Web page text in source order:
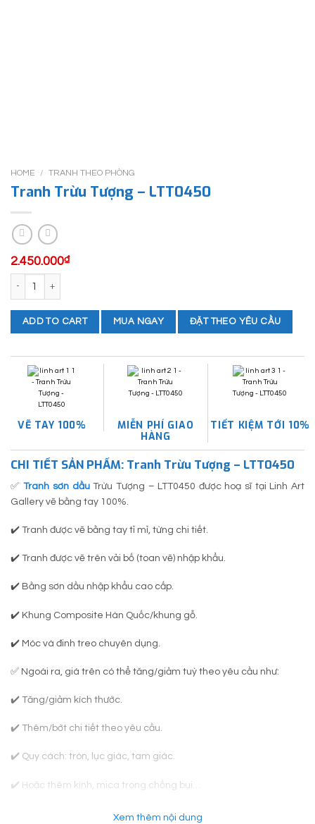
HOME / TRANH THEO PHÒNG
Tranh Trừu Tượng – LTT0450
2.450.000₫
ADD TO CART MUA NGAY ĐẶT THEO YÊU CẦU
VẼ TAY 100%
MIỄN PHÍ GIAO
HÀNG
TIẾT KIỆM TỚI 10%
CHI TIẾT SẢN PHẨM: Tranh Trừu Tượng – LTT0450
✅Tranh sơn dầuTrừu Tượng – LTT0450 được hoạ sĩ tại Linh Art
Gallery vẽ bằng tay 100%.
✔️ Tranh được vẽ bằng tay tỉ mỉ, từng chi tiết.
✔️ Tranh được vẽ trên vải bố (toan vẽ) nhập khẩu.
✔️ Bằng sơn dầu nhập khẩu cao cấp.
✔️ Khung Composite Hàn Quốc/khung gỗ.
✔️ Móc và đinh treo chuyên dụng.
✅ Ngoài ra, giá trên có thể tăng/giảm tuỳ theo yêu cầu như:
✔️ Tăng/giảm kích thước.
✔️ Thêm/bớt chi tiết theo yêu cầu.
✔️ Quy cách: tròn, lục giác, tam giác.
✔️ Hoặc thêm kính, mica trong chống bụi…
Khách hàng lưu ý: Khung tranh thực tế có thể thay đổi so với
Xem thêm nội dung